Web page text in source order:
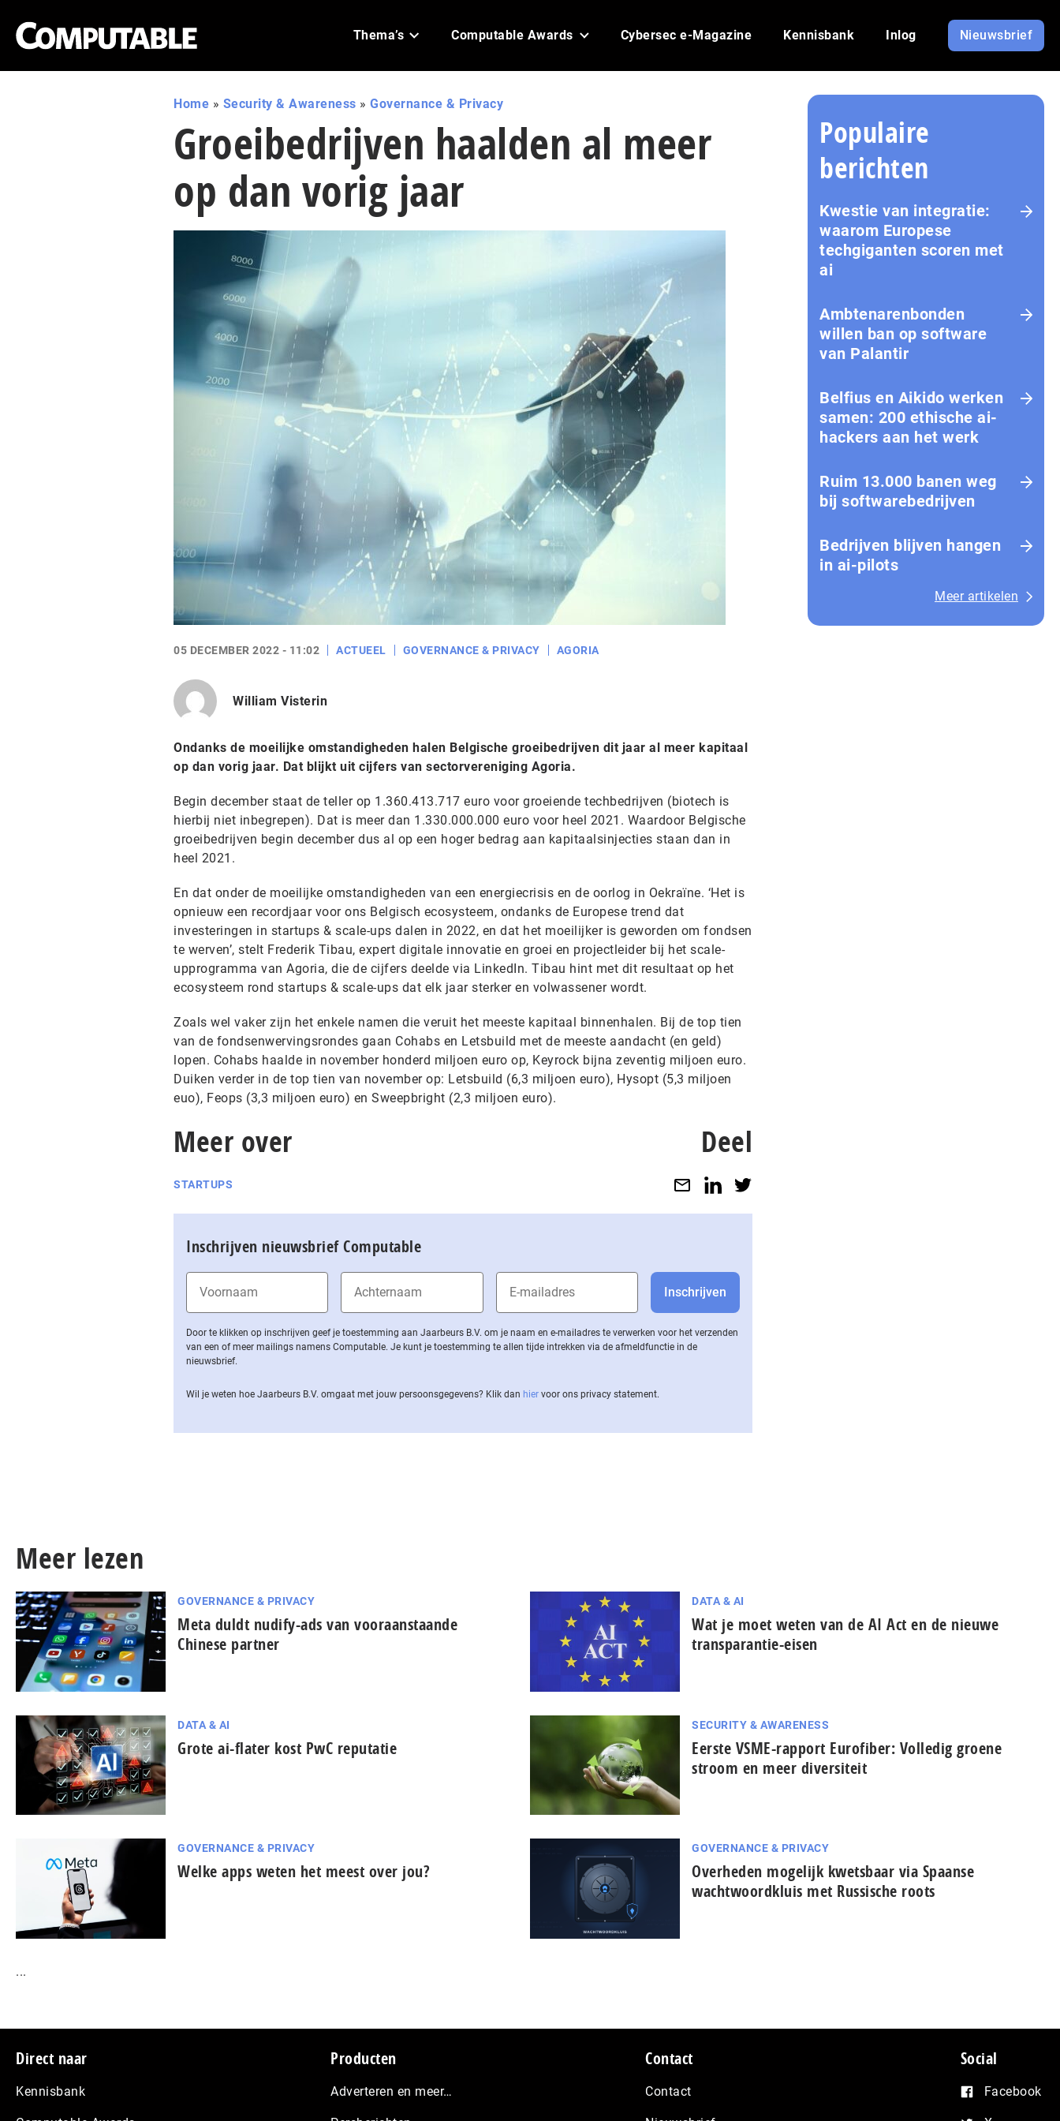
Thema’s Computable Awards Cybersec e-Magazine Kennisbank Inlog Nieuwsbrief
Home » Security & Awareness » Governance & Privacy
Groeibedrijven haalden al meer
op dan vorig jaar
05 DECEMBER 2022 - 11:02 ACTUEEL GOVERNANCE & PRIVACY AGORIA
William Visterin
Ondanks de moeilijke omstandigheden halen Belgische groeibedrijven dit jaar al meer kapitaal
op dan vorig jaar. Dat blijkt uit cijfers van sectorvereniging Agoria.
Begin december staat de teller op 1.360.413.717 euro voor groeiende techbedrijven (biotech is
hierbij niet inbegrepen). Dat is meer dan 1.330.000.000 euro voor heel 2021. Waardoor Belgische
groeibedrijven begin december dus al op een hoger bedrag aan kapitaalsinjecties staan dan in
heel 2021.
En dat onder de moeilijke omstandigheden van een energiecrisis en de oorlog in Oekraïne. ‘Het is
opnieuw een recordjaar voor ons Belgisch ecosysteem, ondanks de Europese trend dat
investeringen in startups & scale-ups dalen in 2022, en dat het moeilijker is geworden om fondsen
te werven’, stelt Frederik Tibau, expert digitale innovatie en groei en projectleider bij het scale-
upprogramma van Agoria, die de cijfers deelde via LinkedIn. Tibau hint met dit resultaat op het
ecosysteem rond startups & scale-ups dat elk jaar sterker en volwassener wordt.
Zoals wel vaker zijn het enkele namen die veruit het meeste kapitaal binnenhalen. Bij de top tien
van de fondsenwervingsrondes gaan Cohabs en Letsbuild met de meeste aandacht (en geld)
lopen. Cohabs haalde in november honderd miljoen euro op, Keyrock bijna zeventig miljoen euro.
Duiken verder in de top tien van november op: Letsbuild (6,3 miljoen euro), Hysopt (5,3 miljoen
euo), Feops (3,3 miljoen euro) en Sweepbright (2,3 miljoen euro).
Meer over
STARTUPS
Deel
Inschrijven nieuwsbrief Computable
Door te klikken op inschrijven geef je toestemming aan Jaarbeurs B.V. om je naam en e-mailadres te verwerken voor het verzenden
van een of meer mailings namens Computable. Je kunt je toestemming te allen tijde intrekken via de af­meld­func­tie in de
nieuwsbrief.
Wil je weten hoe Jaarbeurs B.V. omgaat met jouw per­soons­ge­ge­vens? Klik dan hier voor ons privacy statement.
Populaire
berichten
Kwestie van integratie:
waarom Europese
techgiganten scoren met
ai
Amb­te­na­ren­bon­den
willen ban op software
van Palantir
Belfius en Aikido werken
samen: 200 ethische ai-
hackers aan het werk
Ruim 13.000 banen weg
bij softwarebedrijven
Bedrijven blijven hangen
in ai-pilots
Meer artikelen
Meer lezen
GOVERNANCE & PRIVACY
Meta duldt nudify-ads van vooraanstaande
Chinese partner
DATA & AI
Wat je moet weten van de AI Act en de nieuwe
transparantie-eisen
DATA & AI
Grote ai-flater kost PwC reputatie
SECURITY & AWARENESS
Eerste VSME-rapport Eurofiber: Volledig groene
stroom en meer diversiteit
GOVERNANCE & PRIVACY
Welke apps weten het meest over jou?
GOVERNANCE & PRIVACY
Overheden mogelijk kwetsbaar via Spaanse
wacht­woord­kluis met Russische roots
...
Footer
Direct naar
Kennisbank
Producten
Adverteren en meer…
Contact
Contact
Social
Facebook